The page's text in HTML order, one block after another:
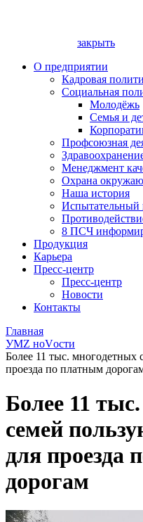
закрыть
О предприятии
Кадровая
Социальная
Молодёжь
Семья и
Профсоюзная
Менеджмент
Охрана
Наша история
Испытательный
8 ПСЧ
Продукция
Карьера
Пресс-центр
Пресс-центр
Новости
Контакты
Главная
УМZ ноVости
Более 11 тыс. многодетных
проезда по платным
Более 11
семей
для проезда
дорогам